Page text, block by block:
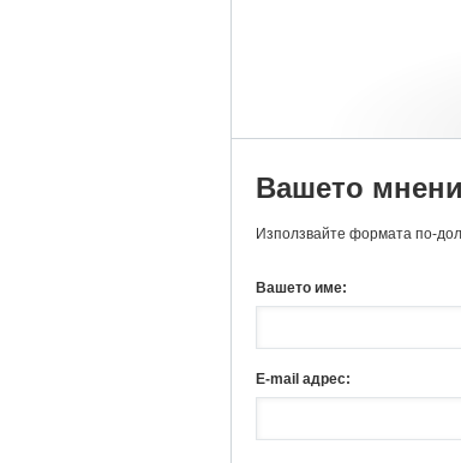
Вашето
Използвайте формата по-
Вашето име:
E-mail адрес: